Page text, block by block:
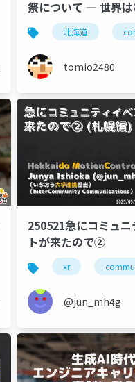
祭について ― 世界
TechRAMEN 2025
を とりまく北海道の
ュニティを知ろう
北海道
tomio2480
250521急にコミュ
トが来たので②
xr
@jun_mh4g